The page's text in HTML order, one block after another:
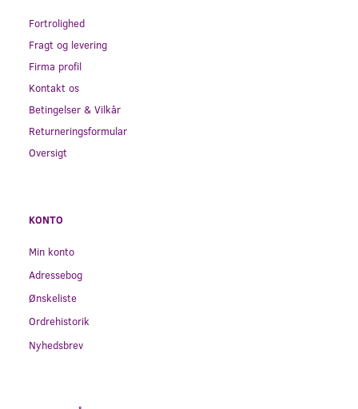
Fortrolighed
Fragt og levering
Firma profil
Kontakt os
Betingelser & Vilkår
Returneringsformular
Oversigt
KONTO
Min konto
Adressebog
Ønskeliste
Ordrehistorik
Nyhedsbrev